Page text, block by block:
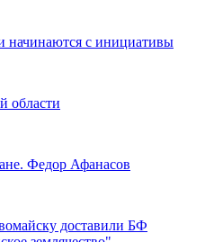
начинаются с инициативы
области
Федор Афанасов
доставили БФ